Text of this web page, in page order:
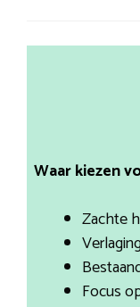
Waar kiezen
Zachte
Focus